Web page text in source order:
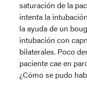
saturación de la
intenta la
la ayuda de un
intubación con
bilaterales. Poco
paciente cae en
¿Cómo se pudo